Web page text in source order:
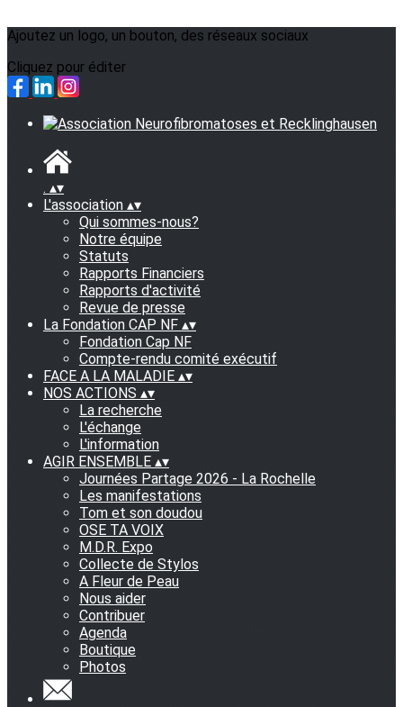
Ajoutez un logo, un bouton, des réseaux sociaux
Cliquez pour éditer
. ▴▾
L'association ▴▾
Qui sommes-nous?
Notre équipe
Statuts
Rapports Financiers
Rapports d'activité
Revue de presse
La Fondation CAP NF ▴▾
Fondation Cap NF
Compte-rendu comité exécutif
FACE A LA MALADIE ▴▾
NOS ACTIONS ▴▾
La recherche
L'échange
L'information
AGIR ENSEMBLE ▴▾
Journées Partage 2026 - La Rochelle
Les manifestations
Tom et son doudou
OSE TA VOIX
M.D.R. Expo
Collecte de Stylos
A Fleur de Peau
Nous aider
Contribuer
Agenda
Boutique
Photos